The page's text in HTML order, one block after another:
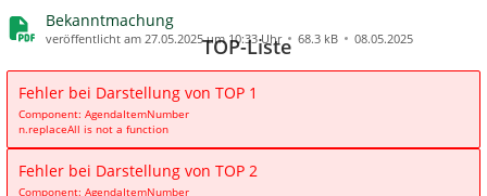
Bekanntmachung
veröffentlicht am 27.05.2025 um 10:33 Uhr 68.3 kB 08.05.2025
TOP-Liste
Fehler bei Darstellung von TOP 1
Component: AgendaItemNumber
n.replaceAll is not a function
Fehler bei Darstellung von TOP 2
Component: AgendaItemNumber